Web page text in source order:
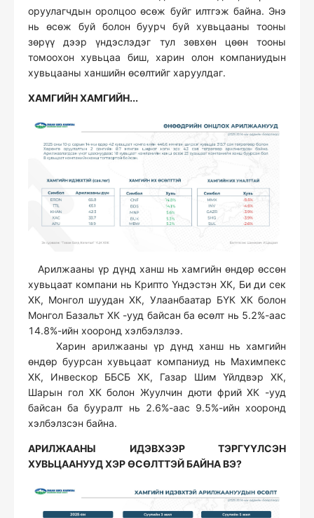
оруулагчдын оролцоо өсөж буйг илтгэж байна. Энэ
нь өсөж буй болон буурч буй хувьцааны тооны
зөрүү дээр үндэслэдэг тул зөвхөн цөөн тооны
томоохон хувьцаа биш, харин олон компаниудын
хувьцааны ханшийн өсөлтийг харуулдаг.
ХАМГИЙН ХАМГИЙН...
Арилжааны үр дүнд ханш нь хамгийн өндөр өссөн
хувьцаат компани нь Крипто Үндэстэн ХК, Би ди сек
ХК, Монгол шуудан ХК, Улаанбаатар БҮК ХК болон
Монгол Базальт ХК -ууд байсан ба өсөлт нь 5.2%-аас
14.8%-ийн хооронд хэлбэлзлээ.
Харин арилжааны үр дүнд ханш нь хамгийн
өндөр буурсан хувьцаат компаниуд нь Махимпекс
ХК, Инвескор ББСБ ХК, Газар Шим Үйлдвэр ХК,
Шарын гол ХК болон Жуулчин дюти фрий ХК -ууд
байсан ба бууралт нь 2.6%-аас 9.5%-ийн хооронд
хэлбэлзсэн байна.
АРИЛЖААНЫ ИДЭВХЭЭР ТЭРГҮҮЛСЭН
ХУВЬЦААНУУД ХЭР ӨСӨЛТТЭЙ БАЙНА ВЭ?